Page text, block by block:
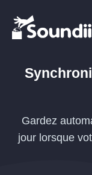
Gardez
jour lorsque